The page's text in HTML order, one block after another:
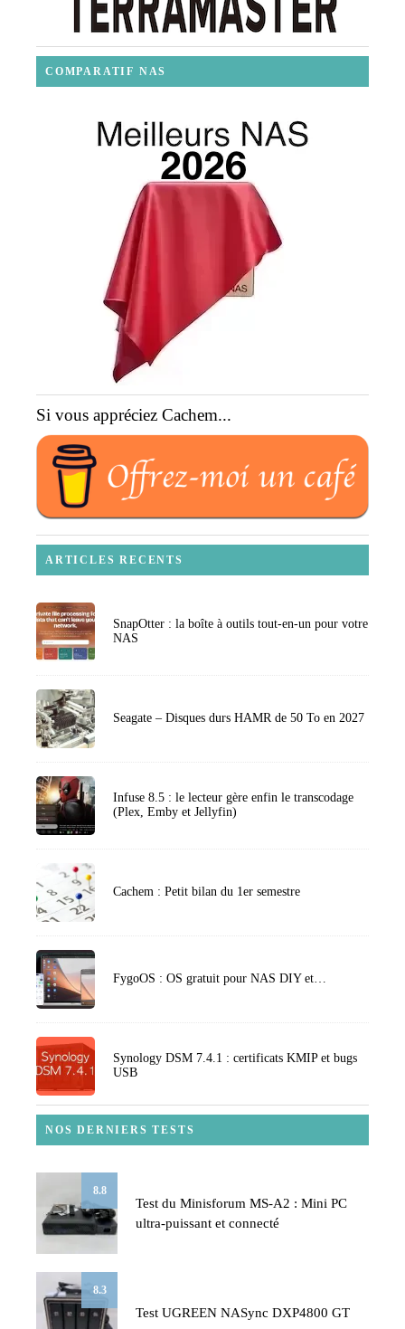
COMPARATIF NAS
Si vous appréciez Cachem...
ARTICLES RECENTS
SnapOtter : la boîte à outils tout-en-un pour votre
NAS
Seagate – Disques durs HAMR de 50 To en 2027
Infuse 8.5 : le lecteur gère enfin le transcodage
(Plex, Emby et Jellyfin)
Cachem : Petit bilan du 1er semestre
FygoOS : OS gratuit pour NAS DIY et…
Synology DSM 7.4.1 : certificats KMIP et bugs
USB
NOS DERNIERS TESTS
8.8
Test du Minisforum MS-A2 : Mini PC
ultra-puissant et connecté
8.3
Test UGREEN NASync DXP4800 GT